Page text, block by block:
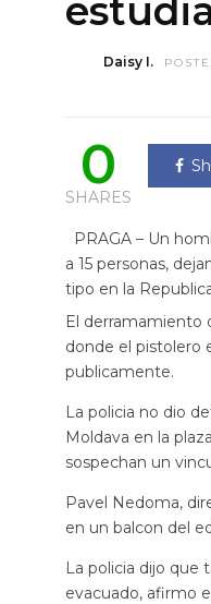
Daisy I.
0
SHARES
PRAGA – Un
a 15 personas,
tipo en la
El derramamiento
donde el pistolero
publicamente.
La policia no dio
Moldava en la
sospechan un
Pavel Nedoma,
en un balcon del
La policia dijo que
evacuado, afirmo